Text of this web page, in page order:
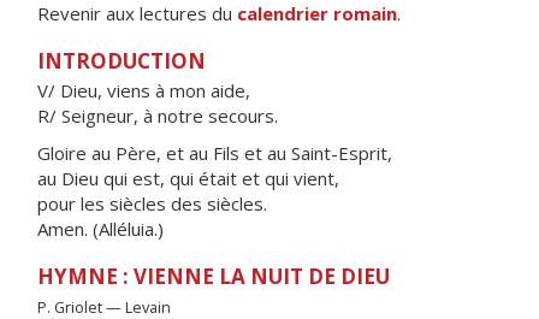
Revenir aux lectures du calendrier romain.
INTRODUCTION
V/ Dieu, viens à mon aide,
R/ Seigneur, à notre secours.
Gloire au Père, et au Fils et au Saint-Esprit,
au Dieu qui est, qui était et qui vient,
pour les siècles des siècles.
Amen. (Alléluia.)
HYMNE : VIENNE LA NUIT DE DIEU
P. Griolet — Levain